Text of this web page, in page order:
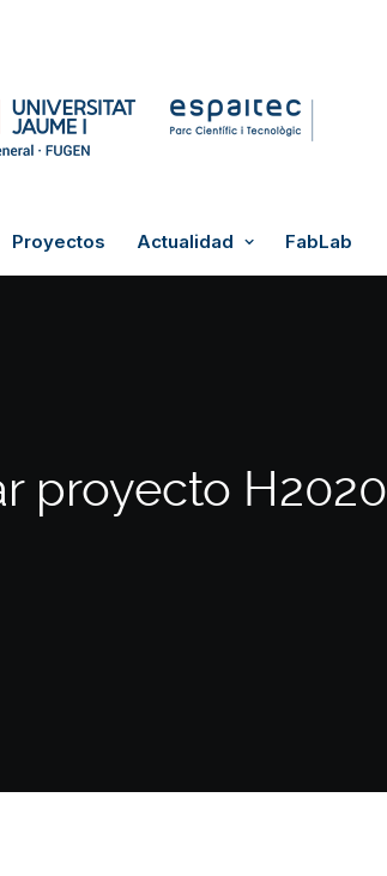
Proyectos Actualidad FabLab
proyecto H2020